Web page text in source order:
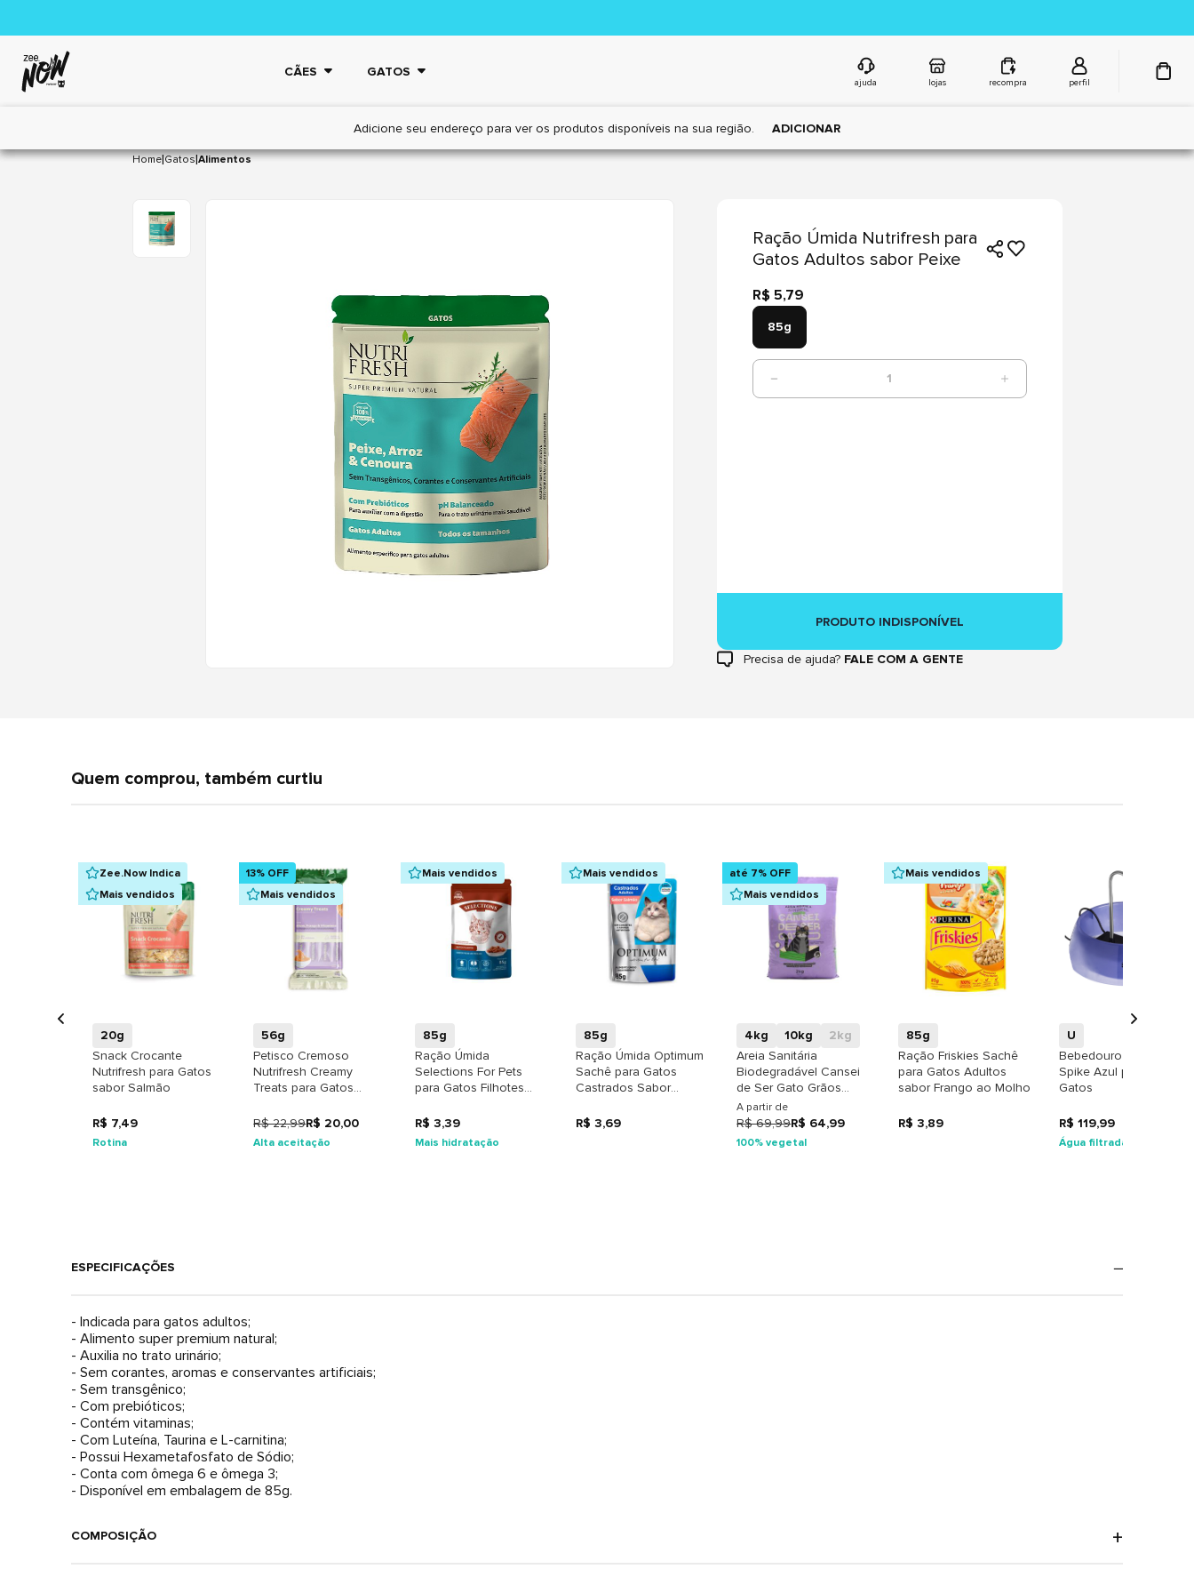
CÃES GATOS
ajuda lojas recompra perfil
Adicione seu endereço para ver os produtos disponíveis na sua região. ADICIONAR
Home|Gatos|Alimentos
Ração Úmida Nutrifresh para
Gatos Adultos sabor Peixe
R$ 5,79
85g
1
PRODUTO INDISPONÍVEL
Precisa de ajuda? FALE COM A GENTE
Quem comprou, também curtiu
Zee.Now Indica
Mais vendidos
20g
Snack Crocante
Nutrifresh para Gatos
sabor Salmão
R$ 7,49
Rotina
13% OFF
Mais vendidos
56g
Petisco Cremoso
Nutrifresh Creamy
Treats para Gatos
Vitaminas
R$ 22,99R$ 20,00
Alta aceitação
Mais vendidos
85g
Ração Úmida
Selections For Pets
para Gatos Filhotes
R$ 3,39
Mais hidratação
Mais vendidos
85g
Ração Úmida Optimum
Sachê para Gatos
Castrados Sabor
R$ 3,69
até 7% OFF
Mais vendidos
4kg 10kg
2kg
Areia Sanitária
Biodegradável Cansei
de Ser Gato Grãos
Médios
A partir de
R$ 69,99R$ 64,99
100% vegetal
Mais vendidos
+
85g
Ração Friskies Sachê
para Gatos Adultos
sabor Frango ao Molho
R$ 3,89
U
Bebedouro Fonte
Spike Azul para Cães e
Gatos
R$ 119,99
Água filtrada
ESPECIFICAÇÕES
- Indicada para gatos adultos;
- Alimento super premium natural;
- Auxilia no trato urinário;
- Sem corantes, aromas e conservantes artificiais;
- Sem transgênico;
- Com prebióticos;
- Contém vitaminas;
- Com Luteína, Taurina e L-carnitina;
- Possui Hexametafosfato de Sódio;
- Conta com ômega 6 e ômega 3;
- Disponível em embalagem de 85g.
COMPOSIÇÃO